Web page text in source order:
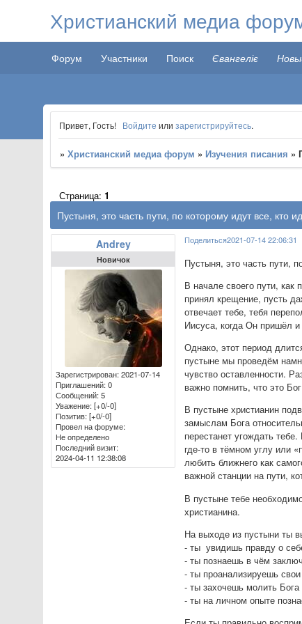
Христианский медиа
Форум Участники Поиск Євангеліє
Привет, Гость! Войдите или зарегистрируйтесь.
»Христианский медиа форум » Изучения писания »
​​Пустыня, это часть пути, по которому идут все, кто
Страница:1
Поделиться2021-07-14 22:06:31
Andrey
Новичок
Зарегистрирован: 2021-07-14
Приглашений:0
Сообщений:5
Уважение:[+0/-0]
Позитив:[+0/-0]
Провел на форуме:
Не определено
Последний визит:
2024-04-11 12:38:08
​​Пустыня, это часть пути,
В начале своего пути,
принял крещение, пусть
отвечает тебе, тебя
Иисуса, когда Он пришёл
Однако, этот период
пустыне мы проведём
чувство оставленности.
важно помнить, что это
В пустыне христианин
замыслам Бога
перестанет угождать
где-то в тёмном углу или
любить ближнего как
важной станции на пути,
В пустыне тебе
христианина.
На выходе из пустыни ты
- ты увидишь правду о
- ты познаешь в чём
- ты проанализируешь
- ты захочешь молить
- ты на личном опыте